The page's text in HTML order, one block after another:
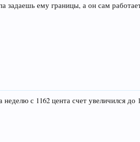
задаешь ему границы, а он сам
с 1162 цента счет увеличился